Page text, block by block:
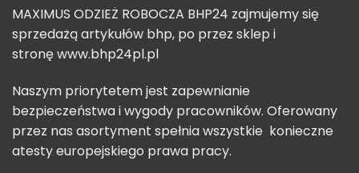
MAXIMUS ODZIEŻ ROBOCZA BHP24 zajmujemy się
sprzedażą artykułów bhp, po przez sklep i
stronę www.bhp24pl.pl
Naszym priorytetem jest zapewnianie
bezpieczeństwa i wygody pracowników. Oferowany
przez nas asortyment spełnia wszystkie konieczne
atesty europejskiego prawa pracy.